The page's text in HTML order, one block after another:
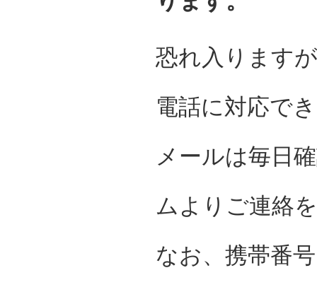
恐れ入ります
電話に対応で
メールは毎日
ムよりご連絡
なお、携帯番